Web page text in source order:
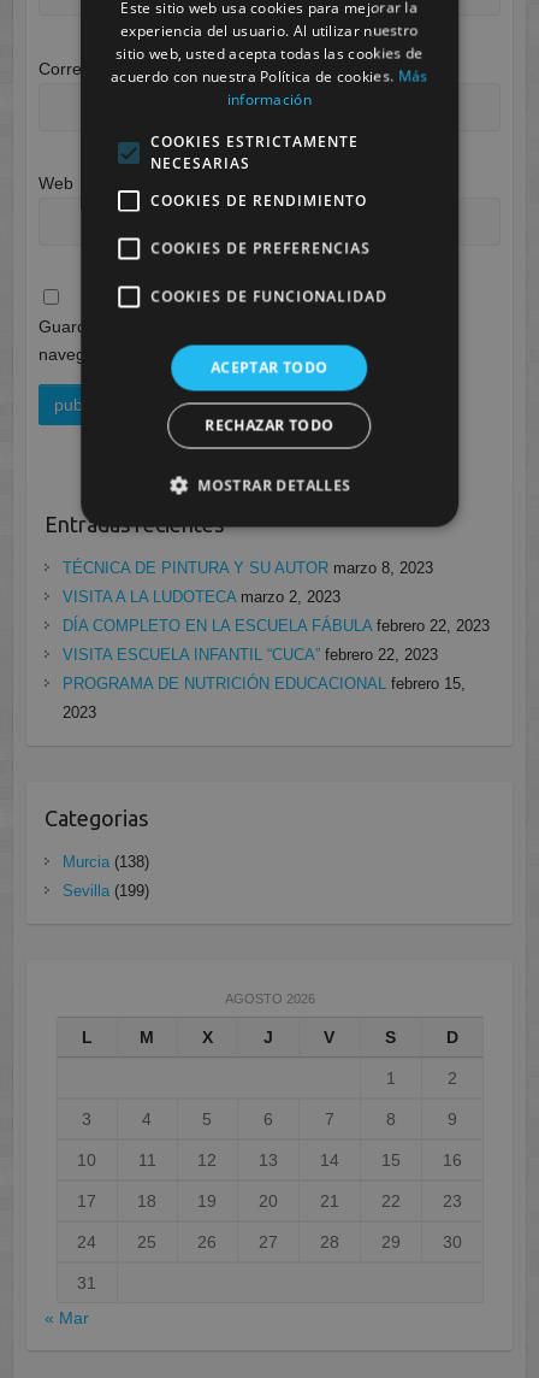
Correo electrónico
Web
Guarda mi nombre, correo electrónico y web en este
navegador para la próxima vez que comente.
Entradas recientes
TÉCNICA DE PINTURA Y SU AUTOR marzo 8, 2023
VISITA A LA LUDOTECA marzo 2, 2023
DÍA COMPLETO EN LA ESCUELA FÁBULA febrero 22, 2023
VISITA ESCUELA INFANTIL “CUCA” febrero 22, 2023
PROGRAMA DE NUTRICIÓN EDUCACIONAL febrero 15,
2023
Categorias
Murcia(138)
Sevilla(199)
AGOSTO 2026
L M X J V S D
1 2
3 4 5 6 7 8 9
10 11 12 13 14 15 16
17 18 19 20 21 22 23
24 25 26 27 28 29 30
31
« Mar
Este sitio web usa cookies para mejorar la
experiencia del usuario. Al utilizar nuestro
sitio web, usted acepta todas las cookies de
acuerdo con nuestra Política de cookies. Más
información
COOKIES ESTRICTAMENTE
NECESARIAS
COOKIES DE RENDIMIENTO
COOKIES DE PREFERENCIAS
COOKIES DE FUNCIONALIDAD
ACEPTAR TODO
RECHAZAR TODO
MOSTRAR DETALLES